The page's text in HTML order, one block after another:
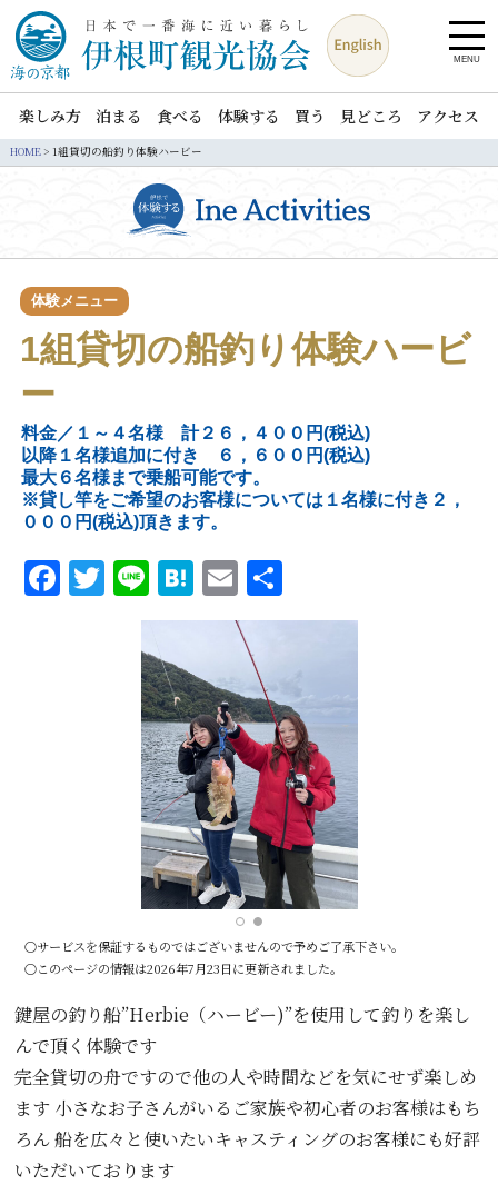
MENU
楽しみ方 泊まる 食べる 体験する 買う 見どころ アクセス
HOME> 1組貸切の船釣り体験ハービー
体験メニュー
1組貸切の船釣り体験ハービ
ー
料金／１～４名様 計２６，４００円(税込)
以降１名様追加に付き ６，６００円(税込)
最大６名様まで乗船可能です。
※貸し竿をご希望のお客様については１名様に付き２，
０００円(税込)頂きます。
Facebook
Twitter
LineHatena
Email
共
有
○サービスを保証するものではございませんので予めご了承下さい。
○このページの情報は2026年7月23日に更新されました。
鍵屋の釣り船”Herbie（ハービー)”を使用して釣りを楽し
んで頂く体験です
完全貸切の舟ですので他の人や時間などを気にせず楽しめ
ます 小さなお子さんがいるご家族や初心者のお客様はもち
ろん 船を広々と使いたいキャスティングのお客様にも好評
いただいております